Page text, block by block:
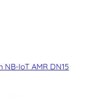
IoT AMR DN15